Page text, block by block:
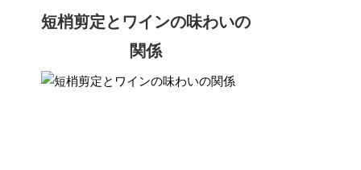
短梢剪定とワインの味わいの
関係